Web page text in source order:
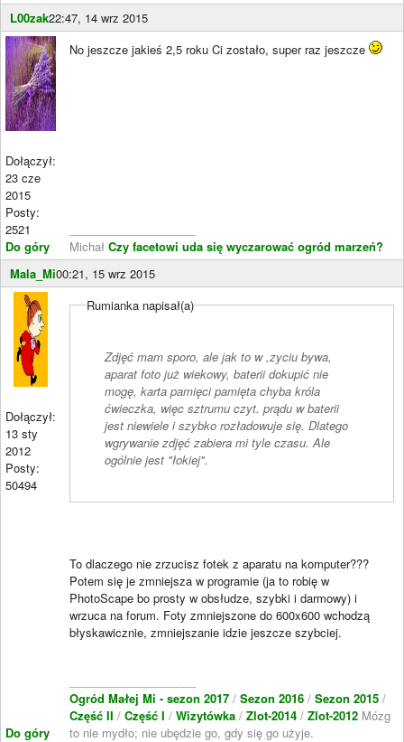
L00zak22:47, 14 wrz 2015
Dołączył:
23 cze
2015
Posty:
2521
Do góry
No jeszcze jakieś 2,5 roku Ci zostało, super raz jeszcze
Michał Czy facetowi uda się wyczarować ogród marzeń?
Mala_Mi00:21, 15 wrz 2015
Dołączył:
13 sty
2012
Posty:
50494
Do góry
Rumianka napisał(a)
Zdjęć mam sporo, ale jak to w ,zyciu bywa,
aparat foto już wiekowy, baterii dokupić nie
mogę, karta pamięci pamięta chyba króla
ćwieczka, więc sztrumu czyt. prądu w baterii
jest niewiele i szybko rozładowuje się. Dlatego
wgrywanie zdjęć zabiera mi tyle czasu. Ale
ogólnie jest "łokiej".
To dlaczego nie zrzucisz fotek z aparatu na komputer???
Potem się je zmniejsza w programie (ja to robię w
PhotoScape bo prosty w obsłudze, szybki i darmowy) i
wrzuca na forum. Foty zmniejszone do 600x600 wchodzą
błyskawicznie, zmniejszanie idzie jeszcze szybciej.
Ogród Małej Mi - sezon 2017 / Sezon 2016 / Sezon 2015 /
Część II / Część I / Wizytówka / Zlot-2014 / Zlot-2012 Mózg
to nie mydło; nie ubędzie go, gdy się go użyje.